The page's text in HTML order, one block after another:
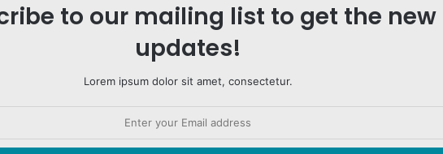
to our mailing list to get the new
updates!
Lorem ipsum dolor sit amet, consectetur.